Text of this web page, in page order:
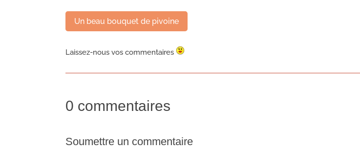
Un beau bouquet de pivoine
Laissez-nous vos commentaires
0 commentaires
Soumettre un commentaire